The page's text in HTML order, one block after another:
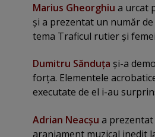
Marius Gheorghiu a urcat
şi a prezentat un număr
tema Traficul rutier şi
Dumitru Sănduţa şi-a
forţa. Elementele
executate de el i-au
Adrian Neacşu a
aranjament muzical inedit